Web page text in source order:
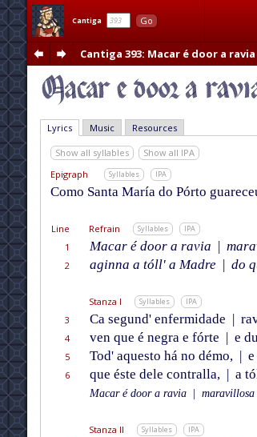
Cantiga Go
Cantiga 393: Macar é door a
Lyrics Music Resources
Show all syllables
Show all IPA
Epigraph
Syllables IPA
Como Santa María do Pórto
Line Refrain Syllables IPA
1
Macar é door a ravia |
2
aginna a tóll' a Madre | do
Stanza I Syllables IPA
3 Ca segund' enfermidade |
4
ven que é negra e fórte | e
5
Tod' aquesto há no démo, |
6
que éste dele contralla, | a
Macar é door a ravia
maravillosa
Stanza II Syllables IPA